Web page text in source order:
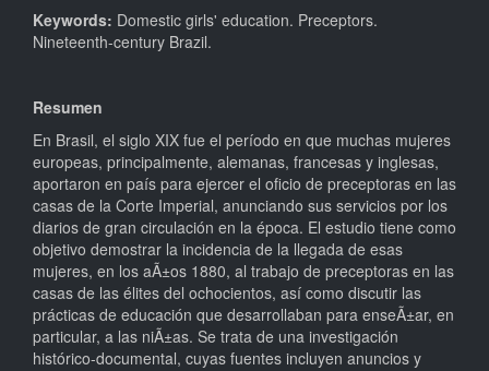
Keywords: Domestic girls' education. Preceptors.
Nineteenth-century Brazil.
Resumen
En Brasil, el siglo XIX fue el período en que muchas mujeres
europeas, principalmente, alemanas, francesas y inglesas,
aportaron en país para ejercer el oficio de preceptoras en las
casas de la Corte Imperial, anunciando sus servicios por los
diarios de gran circulación en la época. El estudio tiene como
objetivo demostrar la incidencia de la llegada de esas
mujeres, en los aÃ±os 1880, al trabajo de preceptoras en las
casas de las élites del ochocientos, así como discutir las
prácticas de educación que desarrollaban para enseÃ±ar, en
particular, a las niÃ±as. Se trata de una investigación
histórico-documental, cuyas fuentes incluyen anuncios y